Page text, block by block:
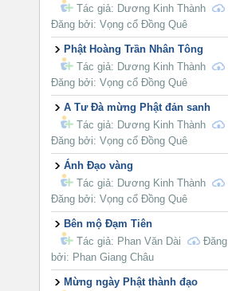
Tác giả: Dương Kinh Thành
Đăng bởi: Vọng cổ Đồng Quê
Phật Hoàng Trần Nhân Tông
Tác giả: Dương Kinh Thành
Đăng bởi: Vọng cổ Đồng Quê
A Tư Đà mừng Phật đản sanh
Tác giả: Dương Kinh Thành
Đăng bởi: Vọng cổ Đồng Quê
Ánh Đạo vàng
Tác giả: Dương Kinh Thành
Đăng bởi: Vọng cổ Đồng Quê
Bên mộ Đạm Tiên
Tác giả: Phan Văn Dài
Đăng
bởi: Phan Giang Châu
Mừng ngày Phật thành đạo